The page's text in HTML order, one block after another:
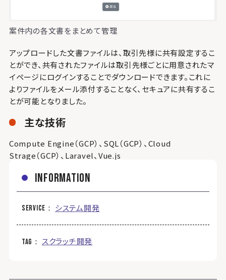
案件内の各文書をまとめて管理
アップロードした文書ファイルは、取引先様に共有設定するこ
とができ、共有されたファイルは取引先様ごとに用意されたマ
イページにログインすることでダウンロードできます。これに
よりファイルをメール添付することなく、セキュアに共有するこ
とが可能となりました。
主な技術
Compute Engine（GCP）、SQL（GCP）、Cloud
Strage（GCP）、Laravel、Vue.js
information
service システム開発
tag スクラッチ開発